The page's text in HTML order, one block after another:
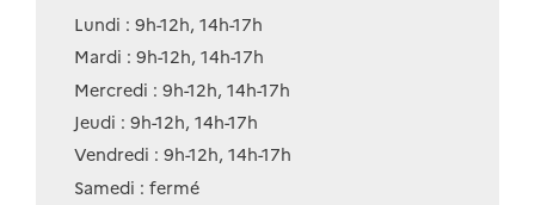
Lundi : 9h-12h, 14h-17h
Mardi : 9h-12h, 14h-17h
Mercredi : 9h-12h, 14h-17h
Jeudi : 9h-12h, 14h-17h
Vendredi : 9h-12h, 14h-17h
Samedi : fermé